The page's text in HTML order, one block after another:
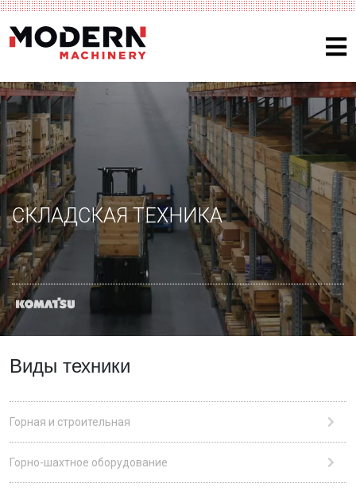
СКЛАДСКАЯ ТЕХНИКА
Виды техники
Горная и строительная
Горно-шахтное оборудование